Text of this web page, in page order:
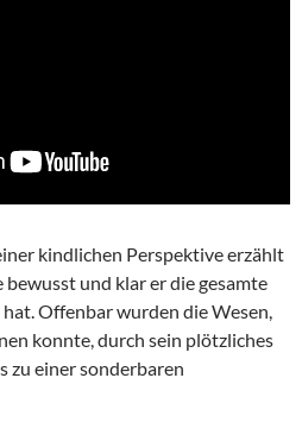
kindlichen Perspektive erzählt
und klar er die gesamte
Offenbar wurden die Wesen,
konnte, durch sein plötzliches
zu einer sonderbaren